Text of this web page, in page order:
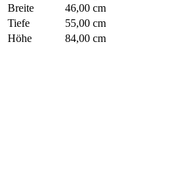
Breite
46,00 cm
Tiefe
55,00 cm
Höhe
84,00 cm